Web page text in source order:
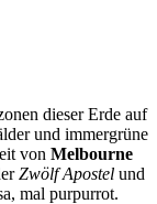
dieser Erde auf
und immergrüne
von Melbourne
Zwölf Apostel und
mal purpurrot.